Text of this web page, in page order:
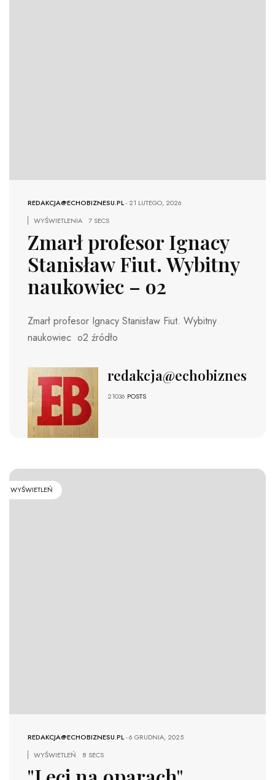
REDAKCJA@ECHOBIZNESU.PL-21 LUTEGO, 2026
WYŚWIETLENIA
7 SECS
Zmarł profesor Ignacy
Stanisław Fiut. Wybitny
naukowiec – o2
Zmarł profesor Ignacy Stanisław Fiut. Wybitny
naukowiec o2 źródło
redakcja@echobiznesu.pl
21036 POSTS
WYŚWIETLEŃ
REDAKCJA@ECHOBIZNESU.PL-6 GRUDNIA, 2025
WYŚWIETLEŃ
8 SECS